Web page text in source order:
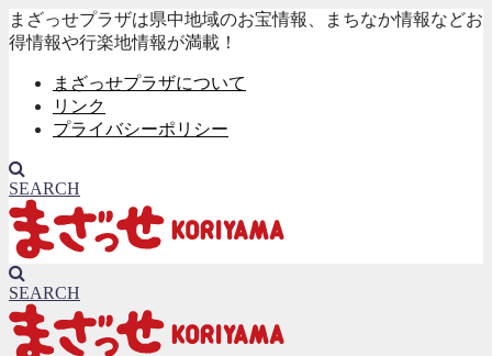
まざっせプラザは県中地域のお宝情報、まちなか情報などお
得情報や行楽地情報が満載！
まざっせプラザについて
リンク
プライバシーポリシー
SEARCH
SEARCH